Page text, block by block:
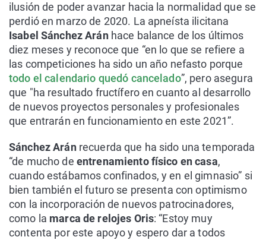
ilusión de poder avanzar hacia la normalidad que se
perdió en marzo de 2020. La apneísta ilicitana
Isabel Sánchez Aránhace balance de los últimos
diez meses y reconoce que “en lo que se refiere a
las competiciones ha sido un año nefasto porque
todo el calendario quedó cancelado”, pero asegura
que "ha resultado fructífero en cuanto al desarrollo
de nuevos proyectos personales y profesionales
que entrarán en funcionamiento en este 2021”.
Sánchez Aránrecuerda que ha sido una temporada
“de mucho de entrenamiento físico en casa,
cuando estábamos confinados, y en el gimnasio” si
bien también el futuro se presenta con optimismo
con la incorporación de nuevos patrocinadores,
como la marca de relojes Oris: “Estoy muy
contenta por este apoyo y espero dar a todos